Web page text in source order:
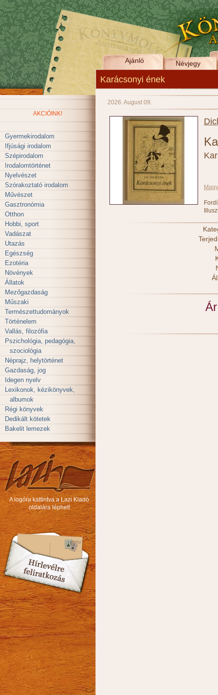
Ajánló Névjegy
Karácsonyi ének
AKCIÓINK!
Gyermekirodalom
Ifjúsági irodalom
Szépirodalom
Irodalomtörténet
Nyelvészet
Szórakoztató irodalom
Művészet
Gasztronómia
Otthon
Hobbi, sport
Vadászat
Utazás
Egészség
Ezotéria
Növények
Állatok
Mezőgazdaság
Műszaki
Természettudományok
Történelem
Vallás, filozófia
Pszichológia, pedagógia,
szociológia
Néprajz, helytörténet
Gazdaság, jog
Idegen nyelv
Lexikonok, kézikönyvek,
albumok
Régi könyvek
Dedikált kötetek
Bakelit lemezek
A logóra kattintva a Lazi Kiadó
oldalára léphet!
2026. August 09.